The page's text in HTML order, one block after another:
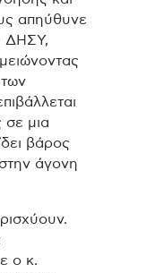
απηύθυνε
ΔΗΣΥ,
μια
βάρος
στην άγονη
ο κ.